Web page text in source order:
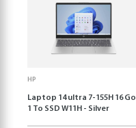
HP
Laptop 14 ultra 7-155H 16 Go
1 To SSD W11H - Silver